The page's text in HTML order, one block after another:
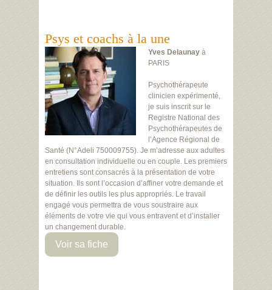
Psys et coachs à la une
Yves Delaunay à
PARIS
Psychothérapeute
clinicien expérimenté,
je suis inscrit sur le
Registre National des
Psychothérapeutes de
l’Agence Régional de
Santé (N°Adeli 750009755). Je m’adresse aux adultes
en consultation individuelle ou en couple. Les premiers
entretiens sont consacrés à la présentation de votre
situation. Ils sont l’occasion d’affiner votre demande et
de définir les outils les plus appropriés. Le travail
engagé vous permettra de vous soustraire aux
éléments de votre vie qui vous entravent et d’installer
un changement durable.
Voir sa fiche